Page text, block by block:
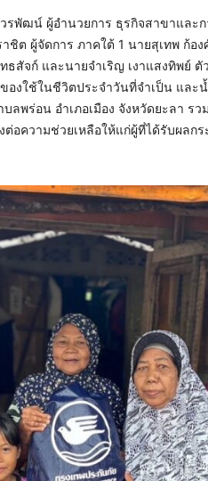
พัฒน์ ผู้อำนวยการ ธุรกิจสาขาและ
ต ผู้จัดการ ภาคใต้ 1 นายสุเทพ ก้อ
สัจก์ และนายจำเริญ เงาแสงทิพย์
องใช้ในชีวิตประจำวันที่จำเป็น แล
พร่อน อำเภอเมือง จังหวัดยะลา รว
อความช่วยเหลือให้แก่ผู้ที่ได้รับผล